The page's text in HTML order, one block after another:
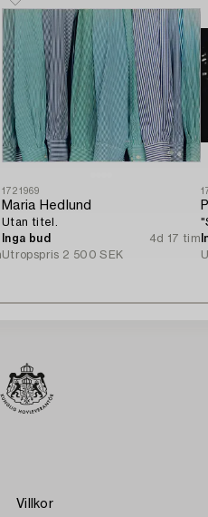
1721969
Maria Hedlund
Utan titel.
Inga bud
4d 17 tim
Utropspris 2 500 SEK
Villkor